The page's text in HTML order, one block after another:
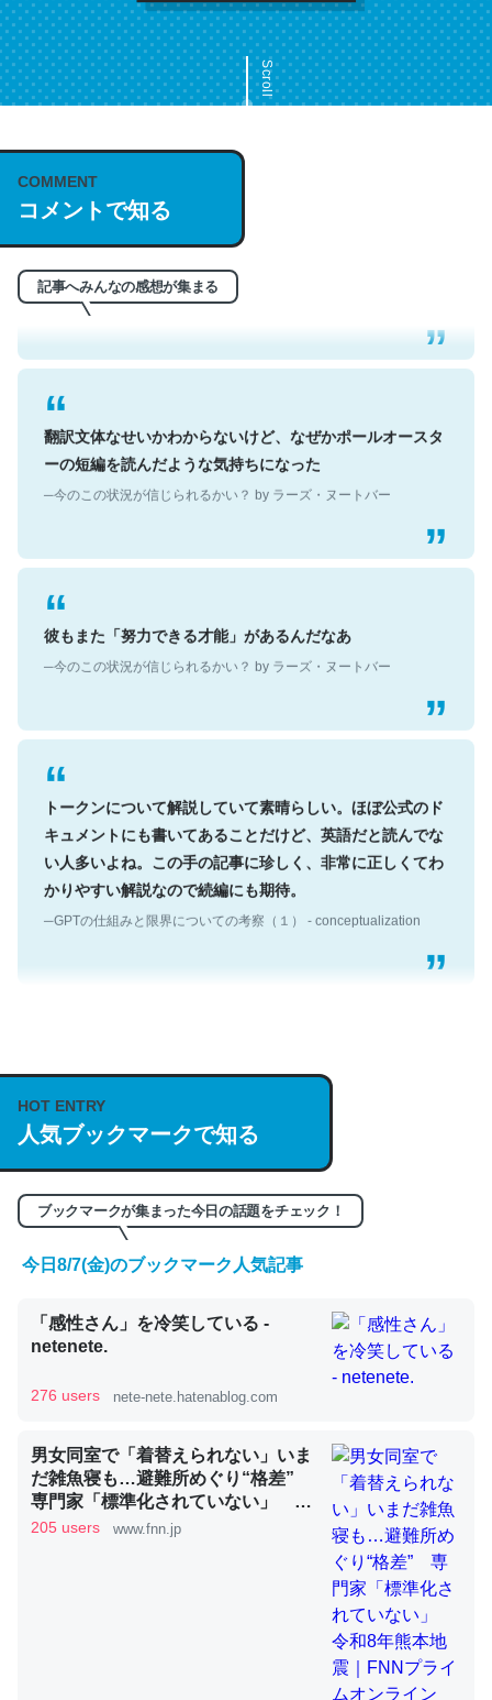
Scroll
COMMENT
コメントで知る
記事へみんなの感想が集まる
これは名文。彼はとてもクレバーなんだろうなと凄く思
う。英語少しでも読める人は原文もお勧め。自分はこの流
─今のこの状況が信じられるかい？ by ラーズ・ヌートバー
翻訳文体なせいかわからないけど、なぜかポールオースタ
ーの短編を読んだような気持ちになった
彼もまた「努力できる才能」があるんだなあ
トークンについて解説していて素晴らしい。ほぼ公式のド
キュメントにも書いてあることだけど、英語だと読んでな
い人多いよね。この手の記事に珍しく、非常に正しくてわ
かりやすい解説なので続編にも期待。
説してる記事が少ないので貴重な良記事。/続編来た
https://isobe324649.hatenablog.com/entry/2023/03/27
/064121
─GPTの仕組みと限界についての考察（１） - conceptualization
くらい。小説でいう「ずっと前の伏線」は回収されないけ
ど、短期記憶というには多い分量。進化すればするほど分
かりやすく強くなりそう
昆虫ってカルシウム少ないのか。知らんかった。調べたら
コオロギのカルシウム分はエビの600分の1程度。
─ニュース :: 【研究発表】昆虫学の大問題＝「昆虫はなぜ海にいな
HOT ENTRY
人気ブックマークで知る
ブックマークが集まった今日の話題をチェック！
今日8/7(金)のブックマーク人気記事
「感性さん」を冷笑している -
netenete.
276 users nete-nete.hatenablog.com
男女同室で「着替えられない」いま
だ雑魚寝も…避難所めぐり“格差”
専門家「標準化されていない」 令
和8年熊本地震｜FNNプライムオン
205 users www.fnn.jp